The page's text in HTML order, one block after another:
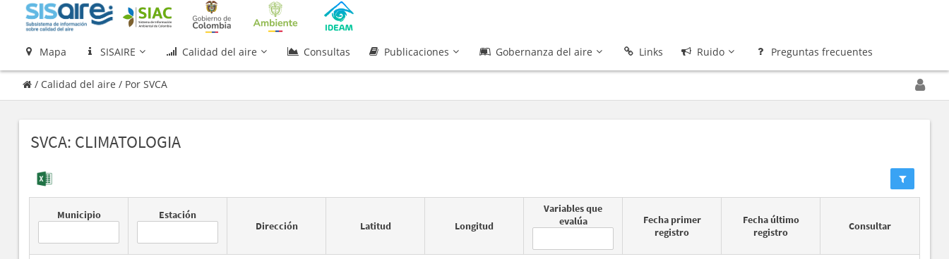
Mapa SISAIRE Calidad del aire Consultas Publicaciones Gobernanza del aire Links Ruido Preguntas frecuentes
/ Calidad del aire / Por SVCA
SVCA: CLIMATOLOGIA
Municipio
Estación
Dirección
Latitud Longitud
Variables que
evalúa
Fecha primer
registro
Fecha último
registro
Consultar